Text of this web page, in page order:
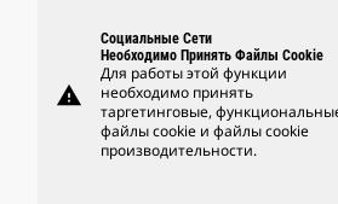
warning
Социальные Сети
Необходимо Принять Файлы Cookie
Для работы этой функции
необходимо принять
таргетинговые,
файлы cookie и файлы cookie
производительности.